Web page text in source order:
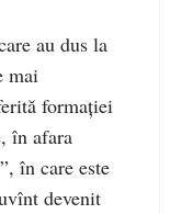
au dus la
mai
formaţiei
în afara
în care este
devenit